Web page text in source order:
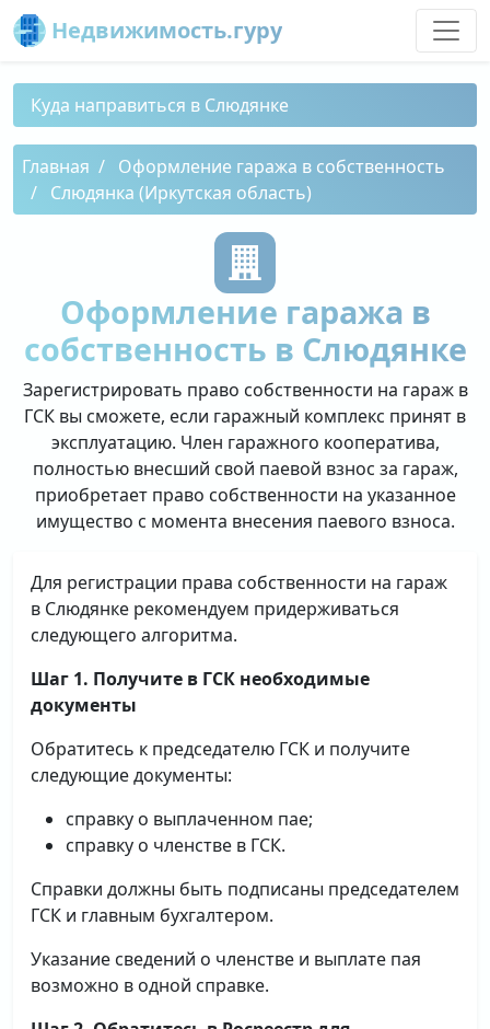
Недвижимость.гуру
Куда направиться в Слюдянке
Главная
Оформление гаража в собственность
Слюдянка (Иркутская область)
Оформление гаража в
собственность в Слюдянке
Зарегистрировать право собственности на гараж в
ГСК вы сможете, если гаражный комплекс принят в
эксплуатацию. Член гаражного кооператива,
полностью внесший свой паевой взнос за гараж,
приобретает право собственности на указанное
имущество с момента внесения паевого взноса.
Для регистрации права собственности на гараж
в Слюдянке рекомендуем придерживаться
следующего алгоритма.
Шаг 1. Получите в ГСК необходимые
документы
Обратитесь к председателю ГСК и получите
следующие документы:
справку о выплаченном пае;
справку о членстве в ГСК.
Справки должны быть подписаны председателем
ГСК и главным бухгалтером.
Указание сведений о членстве и выплате пая
возможно в одной справке.